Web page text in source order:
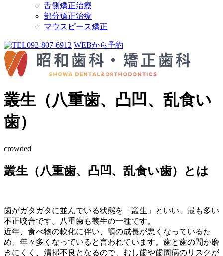
舌側矯正治療
部分矯正治療
マウスピース矯正
092-807-6912 WEBから予約
叢生（八重歯、凸凹、乱食い
歯）
crowded
叢生（八重歯、凸凹、乱食い歯）とは
歯がガタガタに並んでいる状態を「叢生」といい、最も多い
不正咬合です。八重歯も叢生の一種です。
近年、食べ物の軟化に伴い、顎の成長が悪くなっているた
め、年々多くなっていると言われています。歯と歯の間が磨
きにくく、清掃不良となるので、むし歯や歯周病のリスクが